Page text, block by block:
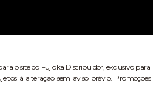
o site do Fujioka Distribuidor, exclusivo
à alteração sem aviso prévio.